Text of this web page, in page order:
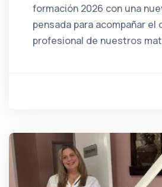
formación 2026 con una
pensada para acompañar el
profesional de nuestros